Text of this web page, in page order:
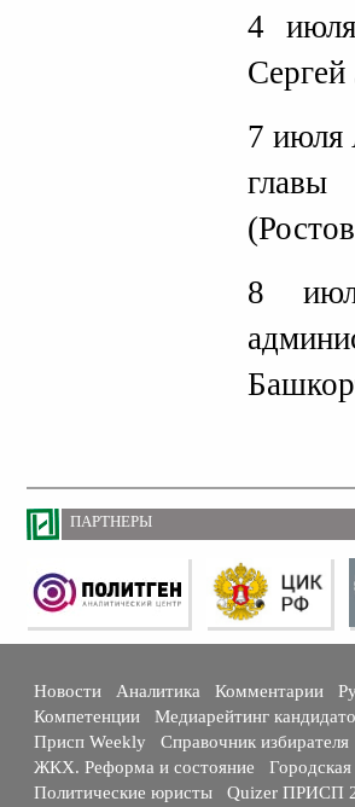
4 июля
Сергей
7 июля
8
ПАРТНЕРЫ
Новости Аналитика Комментарии
Компетенции
Медиарейтинг
Присп Weekly
Справочник избирателя
ЖКХ. Реформа и состояние
Городская
Политические юристы
Quizer ПРИСП